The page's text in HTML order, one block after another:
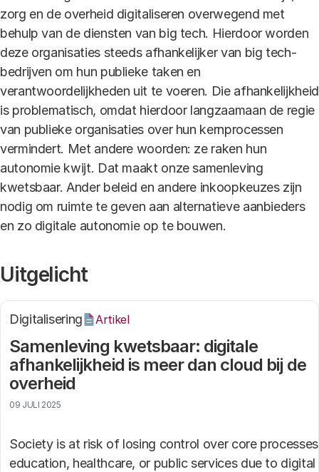
zorg en de overheid digitaliseren overwegend met
behulp van de diensten van big tech. Hierdoor worden
deze organisaties steeds afhankelijker van big tech-
bedrijven om hun publieke taken en
verantwoordelijkheden uit te voeren. Die afhankelijkheid
is problematisch, omdat hierdoor langzaamaan de regie
van publieke organisaties over hun kernprocessen
vermindert. Met andere woorden: ze raken hun
autonomie kwijt. Dat maakt onze samenleving
kwetsbaar. Ander beleid en andere inkoopkeuzes zijn
nodig om ruimte te geven aan alternatieve aanbieders
en zo digitale autonomie op te bouwen.
Uitgelicht
Samenleving kwetsbaar: digitale
afhankelijkheid is meer dan cloud bij de
overheid
Digitalisering Artikel
09 JULI 2025
Society is at risk of losing control over core
education, healthcare, or public services due to digital